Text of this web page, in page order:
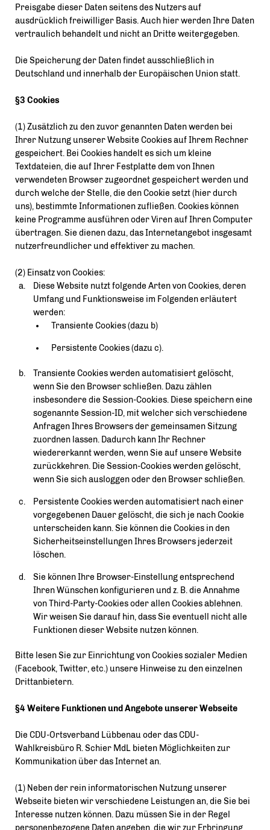
Preisgabe dieser Daten seitens des Nutzers auf
ausdrücklich freiwilliger Basis. Auch hier werden Ihre Daten
vertraulich behandelt und nicht an Dritte weitergegeben.
Die Speicherung der Daten findet ausschließlich in
Deutschland und innerhalb der Europäischen Union statt.
§3 Cookies
(1) Zusätzlich zu den zuvor genannten Daten werden bei
Ihrer Nutzung unserer Website Cookies auf Ihrem Rechner
gespeichert. Bei Cookies handelt es sich um kleine
Textdateien, die auf Ihrer Festplatte dem von Ihnen
verwendeten Browser zugeordnet gespeichert werden und
durch welche der Stelle, die den Cookie setzt (hier durch
uns), bestimmte Informationen zufließen. Cookies können
keine Programme ausführen oder Viren auf Ihren Computer
übertragen. Sie dienen dazu, das Internetangebot insgesamt
nutzerfreundlicher und effektiver zu machen.
(2) Einsatz von Cookies:
Diese Website nutzt folgende Arten von Cookies, deren
Umfang und Funktionsweise im Folgenden erläutert
werden:
Transiente Cookies (dazu b)
Persistente Cookies (dazu c).
Transiente Cookies werden automatisiert gelöscht,
wenn Sie den Browser schließen. Dazu zählen
insbesondere die Session-Cookies. Diese speichern eine
sogenannte Session-ID, mit welcher sich verschiedene
Anfragen Ihres Browsers der gemeinsamen Sitzung
zuordnen lassen. Dadurch kann Ihr Rechner
wiedererkannt werden, wenn Sie auf unsere Website
zurückkehren. Die Session-Cookies werden gelöscht,
wenn Sie sich ausloggen oder den Browser schließen.
Persistente Cookies werden automatisiert nach einer
vorgegebenen Dauer gelöscht, die sich je nach Cookie
unterscheiden kann. Sie können die Cookies in den
Sicherheitseinstellungen Ihres Browsers jederzeit
löschen.
Sie können Ihre Browser-Einstellung entsprechend
Ihren Wünschen konfigurieren und z. B. die Annahme
von Third-Party-Cookies oder allen Cookies ablehnen.
Wir weisen Sie darauf hin, dass Sie eventuell nicht alle
Funktionen dieser Website nutzen können.
Bitte lesen Sie zur Einrichtung von Cookies sozialer Medien
(Facebook, Twitter, etc.) unsere Hinweise zu den einzelnen
Drittanbietern.
§4 Weitere Funktionen und Angebote unserer Webseite
Die CDU-Ortsverband Lübbenau oder das CDU-
Wahlkreisbüro R. Schier MdL bieten Möglichkeiten zur
Kommunikation über das Internet an.
(1) Neben der rein informatorischen Nutzung unserer
Webseite bieten wir verschiedene Leistungen an, die Sie bei
Interesse nutzen können. Dazu müssen Sie in der Regel
personenbezogene Daten angeben, die wir zur Erbringung